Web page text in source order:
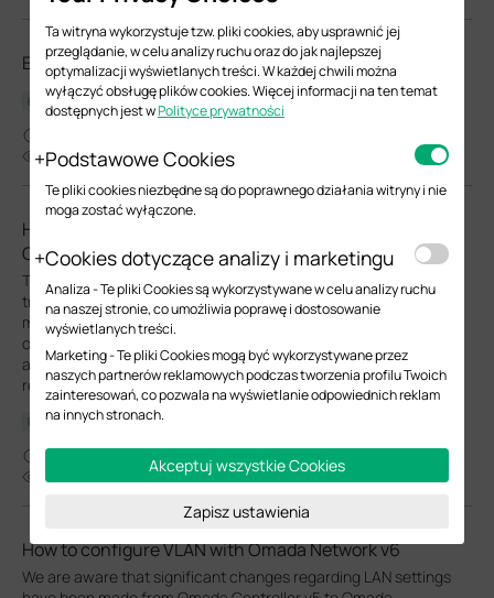
ES210X-M2(UN)_V1_Datasheet
Karta katalogowa
6301
How to Troubleshoot Slow Channel Switching, Missing
Channels, and More in IPTV
This guide introduces common causes and step-by-step
troubleshooting for issues such as slow channel switching,
missing channels, and multi-device viewing failures in IPTV. It
outlines diagnostic methods by device type (e.g., terminal, AP,
access/aggregation/core switches, gateway) and provides
recommended configuration values and validation approaches.
Poradnik rozwiązywania problemów
How to configure VLAN with Omada Network v6
We are aware that significant changes regarding LAN settings
Ta witryna wykorzystuje tzw. pliki cookies, aby usprawnić jej
przeglądanie, w celu analizy ruchu oraz do jak najlepszej
optymalizacji wyświetlanych treści. W każdej chwili można
wyłączyć obsługę plików cookies. Więcej informacji na ten temat
dostępnych jest wPolityce prywatności
Podstawowe Cookies
Te pliki cookies niezbędne są do poprawnego działania witryny i nie
moga zostać wyłączone.
Cookies dotyczące analizy i marketingu
Analiza - Te pliki Cookies są wykorzystywane w celu analizy ruchu
na naszej stronie, co umożliwia poprawę i dostosowanie
wyświetlanych treści.
Marketing - Te pliki Cookies mogą być wykorzystywane przez
naszych partnerów reklamowych podczas tworzenia profilu Twoich
zainteresowań, co pozwala na wyświetlanie odpowiednich reklam
na innych stronach.
Akceptuj wszystkie Cookies
Zapisz ustawienia